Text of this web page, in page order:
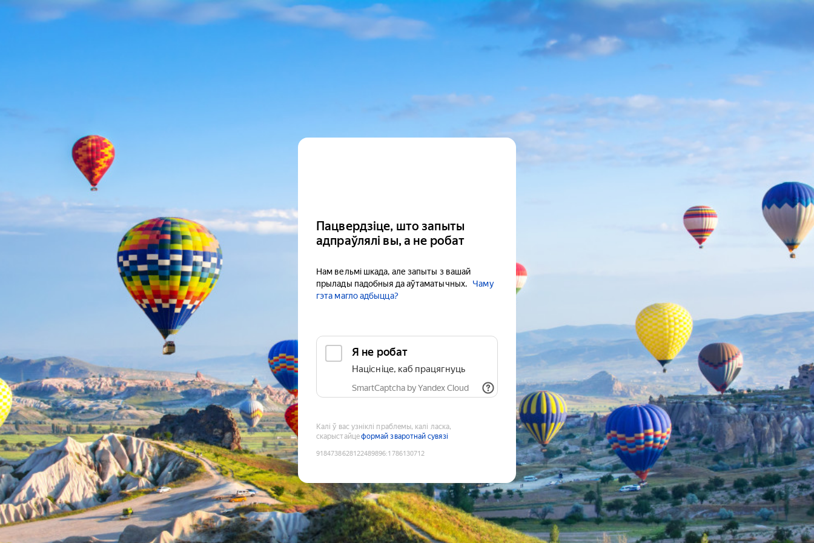
Пацвердзіце, што запыты
адпраўлялі вы, а не робат
Нам вельмі шкада, але запыты з вашай
прылады падобныя да аўтаматычных.
Чаму
гэта магло адбыцца?
Я не робат
Націсніце, каб працягнуць
SmartCaptcha by Yandex Cloud
Калі ў вас узніклі праблемы, калі ласка,
скарыстайцеформай зваротнай сувязі
9184738628122489896:1786130712